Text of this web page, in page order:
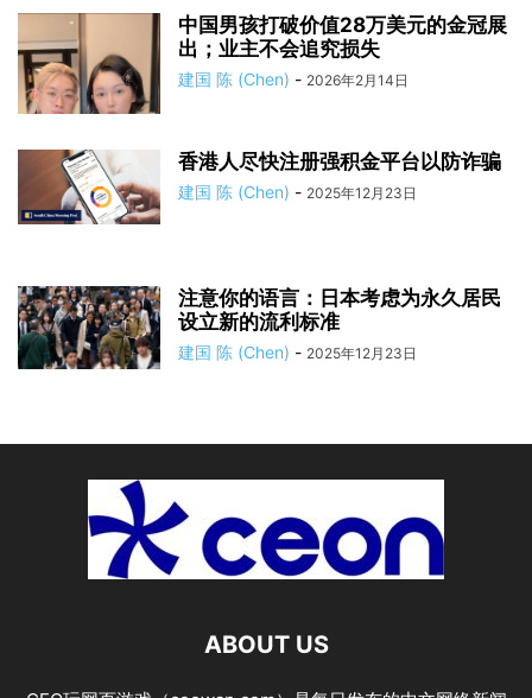
中国男孩打破价值28万美元的金冠展
出；业主不会追究损失
建国 陈 (Chen) - 2026年2月14日
香港人尽快注册强积金平台以防诈骗
建国 陈 (Chen) - 2025年12月23日
注意你的语言：日本考虑为永久居民
设立新的流利标准
建国 陈 (Chen) - 2025年12月23日
ABOUT US